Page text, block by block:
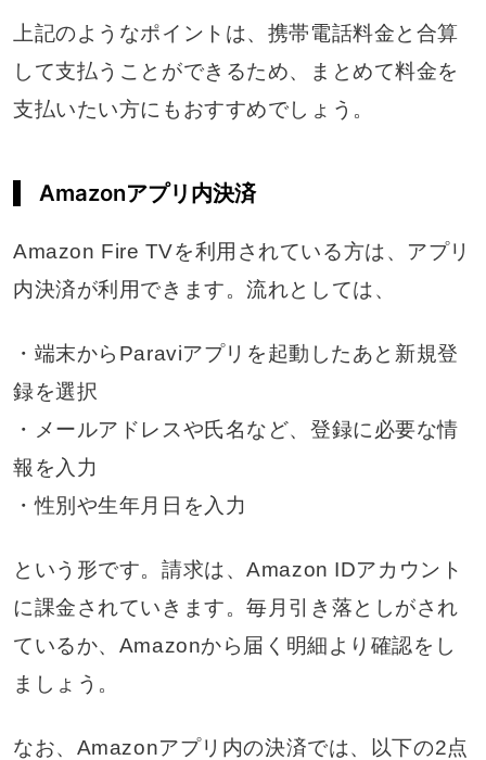
上記のようなポイントは、携帯電話料金と合算
して支払うことができるため、まとめて料金を
支払いたい方にもおすすめでしょう。
Amazonアプリ内決済
Amazon Fire TVを利用されている方は、アプリ
内決済が利用できます。流れとしては、
・端末からParaviアプリを起動したあと新規登
録を選択
・メールアドレスや氏名など、登録に必要な情
報を入力
・性別や生年月日を入力
という形です。請求は、Amazon IDアカウント
に課金されていきます。毎月引き落としがされ
ているか、Amazonから届く明細より確認をし
ましょう。
なお、Amazonアプリ内の決済では、以下の2点